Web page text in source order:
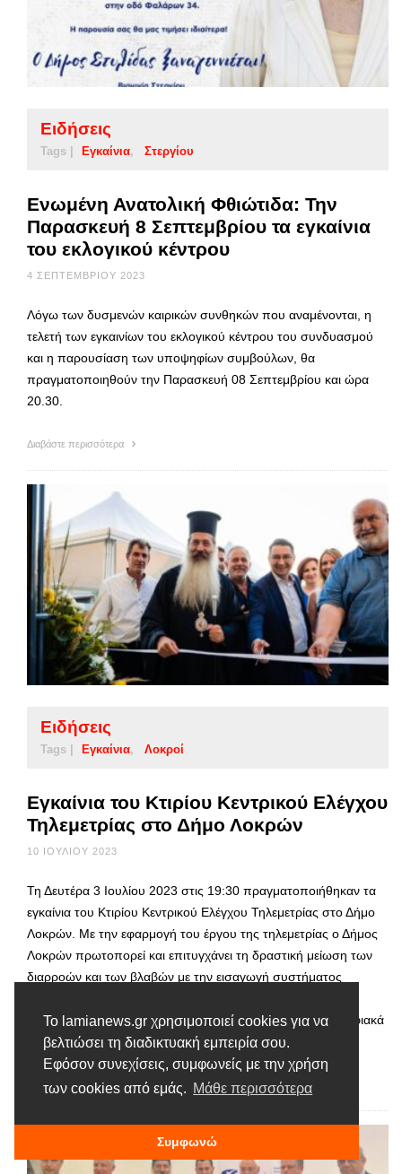
Το lamianews.gr χρησιμοποιεί cookies για να
βελτιώσει τη διαδικτυακή εμπειρία σου.
Εφόσον συνεχίσεις, συμφωνείς με την χρήση
των cookies από εμάς. Μάθε περισσότερα
Συμφωνώ
Ειδήσεις
Tags | Εγκαίνια Στεργίου
Ενωμένη Ανατολική Φθιώτιδα: Την
Παρασκευή 8 Σεπτεμβρίου τα εγκαίνια
του εκλογικού κέντρου
4 ΣΕΠΤΕΜΒΡΊΟΥ 2023
Λόγω των δυσμενών καιρικών συνθηκών που αναμένονται, η
τελετή των εγκαινίων του εκλογικού κέντρου του συνδυασμού
και η παρουσίαση των υποψηφίων συμβούλων, θα
πραγματοποιηθούν την Παρασκευή 08 Σεπτεμβρίου και ώρα
20.30.
Διαβάστε περισσότερα
Ειδήσεις
Tags | Εγκαίνια Λοκροί
Εγκαίνια του Κτιρίου Κεντρικού Ελέγχου
Τηλεμετρίας στο Δήμο Λοκρών
10 ΙΟΥΛΊΟΥ 2023
Τη Δευτέρα 3 Ιουλίου 2023 στις 19:30 πραγματοποιήθηκαν τα
εγκαίνια του Κτιρίου Κεντρικού Ελέγχου Τηλεμετρίας στο Δήμο
Λοκρών. Με την εφαρμογή του έργου της τηλεμετρίας ο Δήμος
Λοκρών πρωτοπορεί και επιτυγχάνει τη δραστική μείωση των
διαρροών και των βλαβών με την εισαγωγή συστήματος
προσφερόμενου ύδατος. Παράλληλα μετασχηματίζεται ψηφιακά
με …
Διαβάστε περισσότερα